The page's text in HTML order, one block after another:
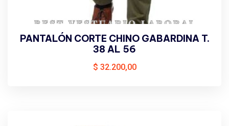
PANTALÓN CORTE CHINO GABARDINA T.
38 AL 56
$ 32.200,00